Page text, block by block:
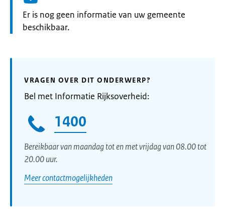
Informatie:
Er is nog geen informatie van uw gemeente
beschikbaar.
VRAGEN OVER DIT ONDERWERP?
Bel met Informatie Rijksoverheid:
1400
Bereikbaar van maandag tot en met vrijdag van 08.00 tot
20.00 uur.
Meer contactmogelijkheden